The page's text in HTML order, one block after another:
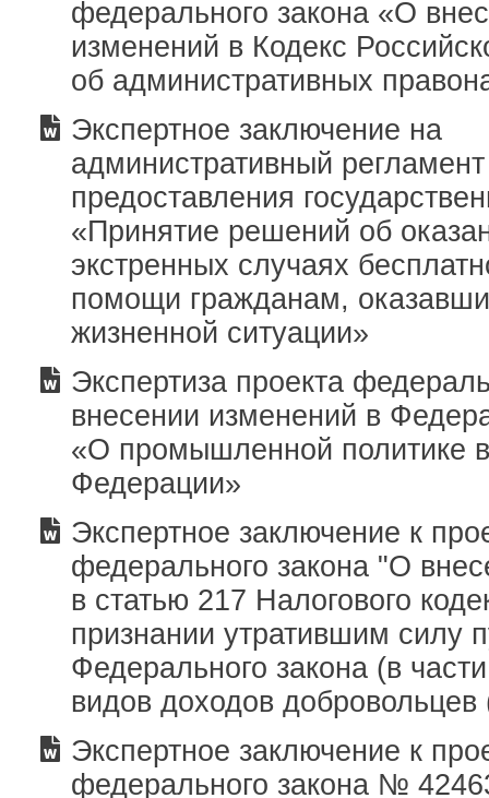
федерального закона «О
изменений в Кодекс
об административных
Экспертное заключение на
административный регламент
предоставления
«Принятие решений об
экстренных случаях
помощи гражданам,
жизненной ситуации»
Экспертиза проекта
внесении изменений в
«О промышленной политике
Федерации»
Экспертное заключение к
федерального закона "О
в статью 217 Налогового
признании утратившим силу
Федерального закона (в
видов доходов добровольцев
Экспертное заключение к
федерального закона №